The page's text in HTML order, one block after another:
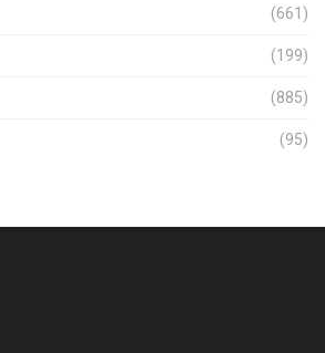
(661)
(199)
(885)
(95)